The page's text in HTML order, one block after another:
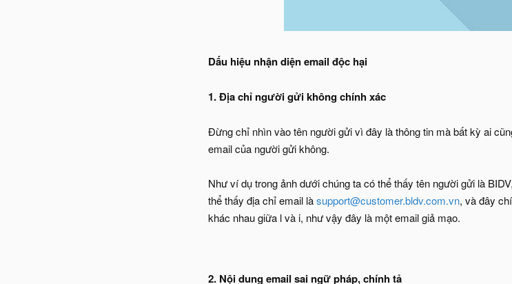
Dấu hiệu nhận diện email độc hại
1. Địa chỉ người gửi không chính xác
Đừng chỉ nhìn vào tên người gửi vì đây là thông tin mà bất kỳ ai
email của người gửi không.
Như ví dụ trong ảnh dưới chúng ta có thể thấy tên người gửi là
thể thấy địa chỉ email làsupport@customer.bldv.com.vn, và đây
khác nhau giữa l và i, như vậy đây là một email giả mạo.
2. Nội dung email sai ngữ pháp, chính tả